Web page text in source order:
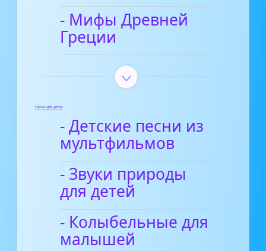
- Мифы Древней
Греции
Песни для детей
- Детские песни из
мультфильмов
- Звуки природы
для детей
- Колыбельные для
малышей